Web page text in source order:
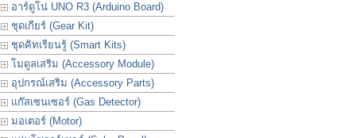
อาร์ดูโน่ UNO R3 (Arduino Board)
ชุดเกียร์ (Gear Kit)
ชุดคิทเรียนรู้ (Smart Kits)
โมดูลเสริม (Accessory Module)
อุปกรณ์เสริม (Accessory Parts)
แก๊สเซนเซอร์ (Gas Detector)
มอเตอร์ (Motor)